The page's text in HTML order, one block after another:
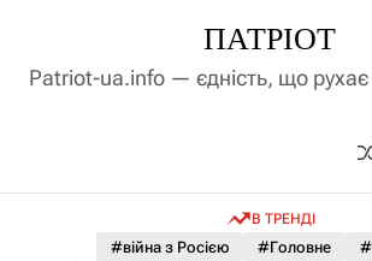
д
ПАТРІОТ
Patriot-ua.info — єдність, що рухає
В ТРЕНДІ
#війна з Росією #Головне